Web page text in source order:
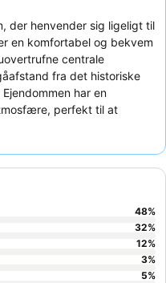
der henvender sig ligeligt til
en komfortabel og bekvem
centrale
fra det historiske
har en
perfekt til at
og
48%
32%
12%
3%
5%